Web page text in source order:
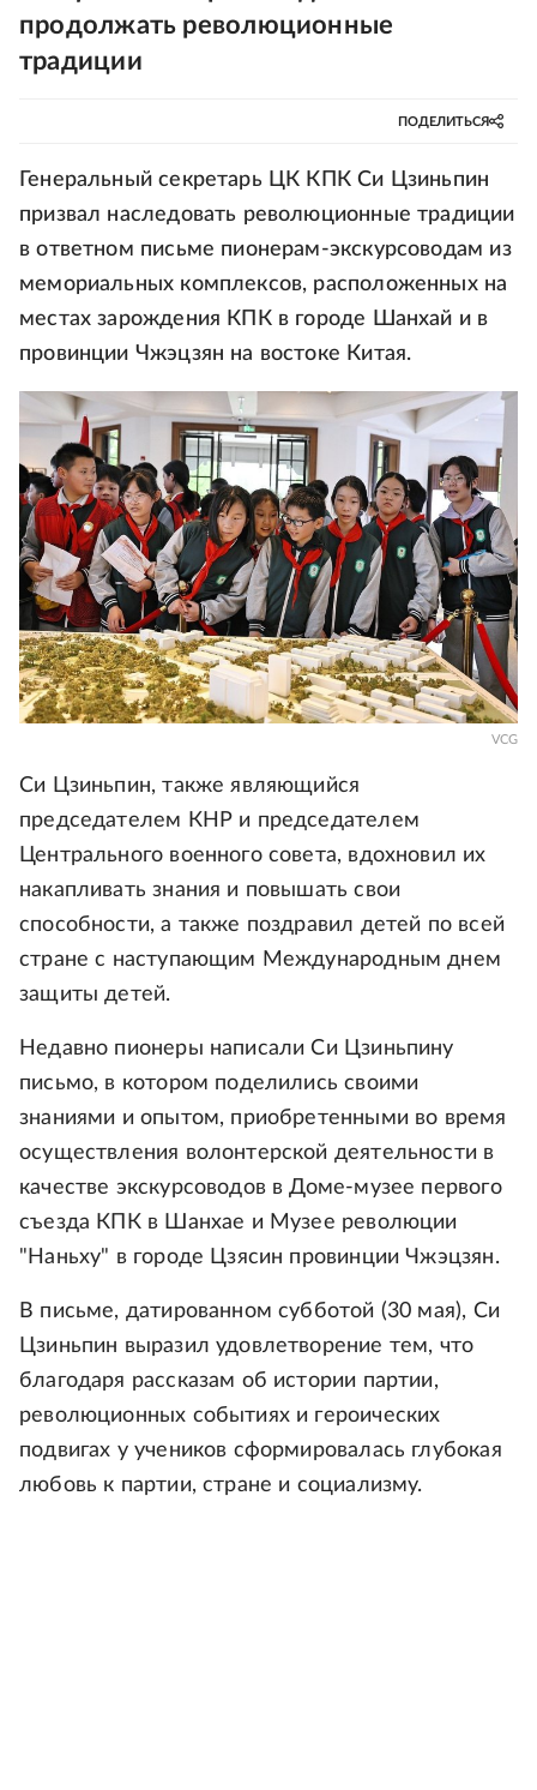
продолжать революционные
традиции
ПОДЕЛИТЬСЯ
Генеральный секретарь ЦК КПК Си Цзиньпин
призвал наследовать революционные традиции
в ответном письме пионерам-экскурсоводам из
мемориальных комплексов, расположенных на
местах зарождения КПК в городе Шанхай и в
провинции Чжэцзян на востоке Китая.
VCG
Си Цзиньпин, также являющийся
председателем КНР и председателем
Центрального военного совета, вдохновил их
накапливать знания и повышать свои
способности, а также поздравил детей по всей
стране с наступающим Международным днем
защиты детей.
Недавно пионеры написали Си Цзиньпину
письмо, в котором поделились своими
знаниями и опытом, приобретенными во время
осуществления волонтерской деятельности в
качестве экскурсоводов в Доме-музее первого
съезда КПК в Шанхае и Музее революции
"Наньху" в городе Цзясин провинции Чжэцзян.
В письме, датированном субботой (30 мая), Си
Цзиньпин выразил удовлетворение тем, что
благодаря рассказам об истории партии,
революционных событиях и героических
подвигах у учеников сформировалась глубокая
любовь к партии, стране и социализму.